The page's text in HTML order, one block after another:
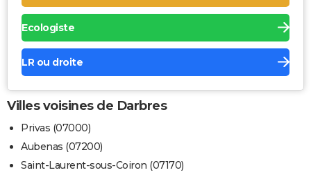
Ecologiste
LR ou droite
Villes voisines de Darbres
Privas (07000)
Aubenas (07200)
Saint-Laurent-sous-Coiron (07170)